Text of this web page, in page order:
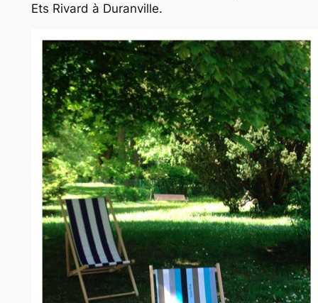
Ets Rivard à Duranville.